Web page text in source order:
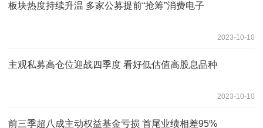
板块热度持续升温 多家公募提前“抢筹”消费电子
2023-10-10
主观私募高仓位迎战四季度 看好低估值高股息品种
2023-10-10
前三季超八成主动权益基金亏损 首尾业绩相差95%